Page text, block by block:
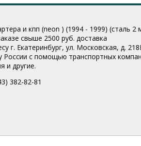
и кпп (neon ) (1994 - 1999) (сталь 2
свыше 2500 руб. доставка
г. Екатеринбург, ул. Московская, д.
с помощью транспортных
и другие.
382-82-81